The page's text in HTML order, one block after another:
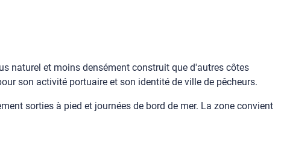
naturel et moins densément construit que d'autres côtes
son activité portuaire et son identité de ville de pêcheurs.
sorties à pied et journées de bord de mer. La zone convient